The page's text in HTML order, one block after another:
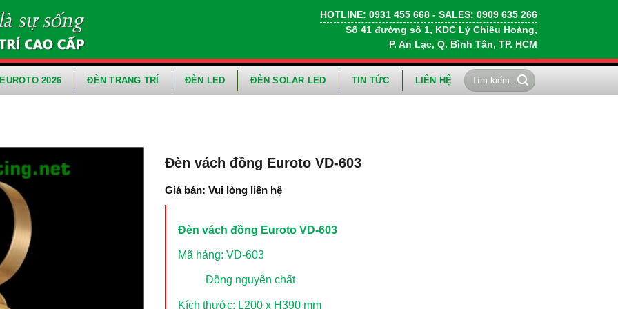
HOTLINE: 0931 455 668 - SALES: 0909 635 266
Số 41 đường số 1, KDC Lý Chiêu Hoàng,
P. An Lạc, Q. Bình Tân, TP. HCM
2026 ĐÈN TRANG TRÍ ĐÈN LED ĐÈN SOLAR LED TIN TỨC LIÊN HỆ
Tìm
kiếm:
Đèn vách đồng Euroto VD-603
Giá bán: Vui lòng liên hệ
Đèn vách đồng Euroto VD-603
Mã hàng: VD-603
Đồng nguyên chất
Kích thước: L200 x H390 mm